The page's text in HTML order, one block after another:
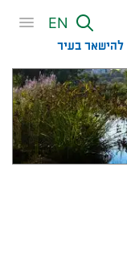
EN
להישאר בעיר​